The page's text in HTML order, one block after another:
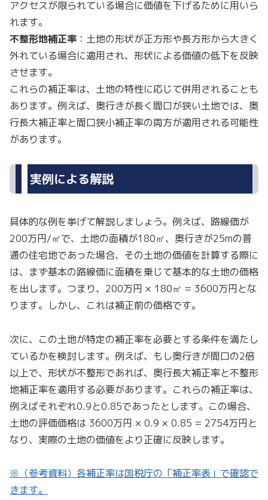
アクセスが限られている場合に価値を下げるために用いら
れます。
不整形地補正率 ：土地の形状が正方形や長方形から大きく
外れている場合に適用され、形状による価値の低下を反映
させます。
これらの補正率は、土地の特性に応じて併用されることも
あります。例えば、奥行きが長く間口が狭い土地では、奥
行長大補正率と間口狭小補正率の両方が適用される可能性
があります。
実例による解説
具体的な例を挙げて解説しましょう。例えば、路線価が
200万円/㎡で、土地の面積が180㎡、奥行きが25mの普
通の住宅地であった場合、その土地の価値を計算する際に
は、まず基本の路線価に面積を乗じて基本的な土地の価格
を出します。つまり、200万円 × 180㎡ = 3600万円とな
ります。しかし、これは補正前の価格です。
次に、この土地が特定の補正率を必要とする条件を満たし
ているかを検討します。例えば、もし奥行きが間口の2倍
以上で、形状が不整形であれば、奥行長大補正率と不整形
地補正率を適用する必要があります。これらの補正率は、
例えばそれぞれ0.9と0.85であったとします。この場合、
土地の評価価格は 3600万円 × 0.9 × 0.85 = 2754万円と
なり、実際の土地の価値をより正確に反映します。
※（参考資料）各補正率は国税庁の「補正率表」で確認で
きます。